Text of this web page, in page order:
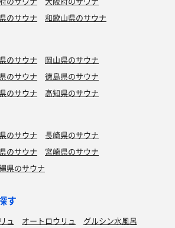
のサウナ 和歌山県のサウナ
のサウナ
岡山県のサウナ
のサウナ
徳島県のサウナ
のサウナ 高知県のサウナ
のサウナ
長崎県のサウナ
のサウナ
宮崎県のサウナ
県のサウナ
す
ュ オートロウリュ
グルシン水風呂